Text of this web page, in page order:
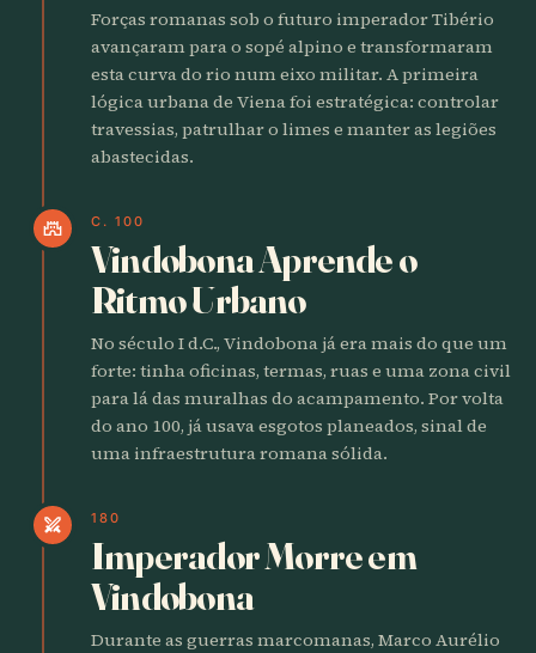
Forças romanas sob o futuro imperador Tibério
avançaram para o sopé alpino e transformaram
esta curva do rio num eixo militar. A primeira
lógica urbana de Viena foi estratégica: controlar
travessias, patrulhar o limes e manter as legiões
abastecidas.
castle C. 100
Vindobona Aprende o
Ritmo Urbano
No século I d.C., Vindobona já era mais do que um
forte: tinha oficinas, termas, ruas e uma zona civil
para lá das muralhas do acampamento. Por volta
do ano 100, já usava esgotos planeados, sinal de
uma infraestrutura romana sólida.
swords 180
Imperador Morre em
Vindobona
Durante as guerras marcomanas, Marco Aurélio